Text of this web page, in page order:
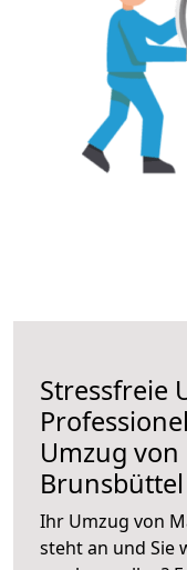
Stressfreie
Umzug
Brunsbüttel
Ihr Umzug von
steht an und Sie